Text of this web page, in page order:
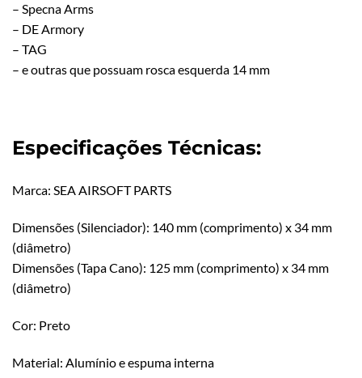
– Specna Arms
– DE Armory
– TAG
– e outras que possuam rosca esquerda 14 mm
Especificações Técnicas:
Marca: SEA AIRSOFT PARTS
Dimensões (Silenciador): 140 mm (comprimento) x 34 mm
(diâmetro)
Dimensões (Tapa Cano): 125 mm (comprimento) x 34 mm
(diâmetro)
Cor: Preto
Material: Alumínio e espuma interna